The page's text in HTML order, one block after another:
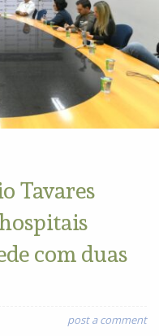
Tavares
com duas
post a comment